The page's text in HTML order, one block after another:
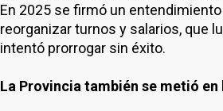
En 2025 se firmó un
reorganizar turnos y salarios, que
intentó prorrogar sin éxito.
La Provincia también se metió en